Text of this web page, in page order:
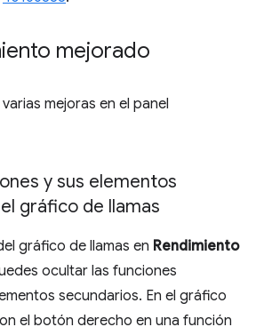
mejorado
mejoras en el panel
y sus elementos
gráfico de llamas
gráfico de llamas en Rendimiento
ocultar las funciones
secundarios. En el gráfico
el botón derecho en una función